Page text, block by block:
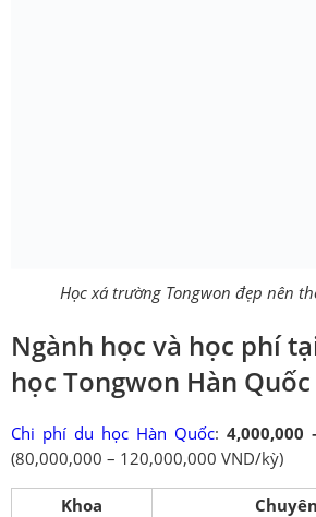
Học xá trường Tongwon đẹp nên
Ngành học và học phí
học Tongwon Hàn Quốc
Chi phí du học Hàn Quốc: 4,000,000
(80,000,000 – 120,000,000 VND/kỳ)
Khoa